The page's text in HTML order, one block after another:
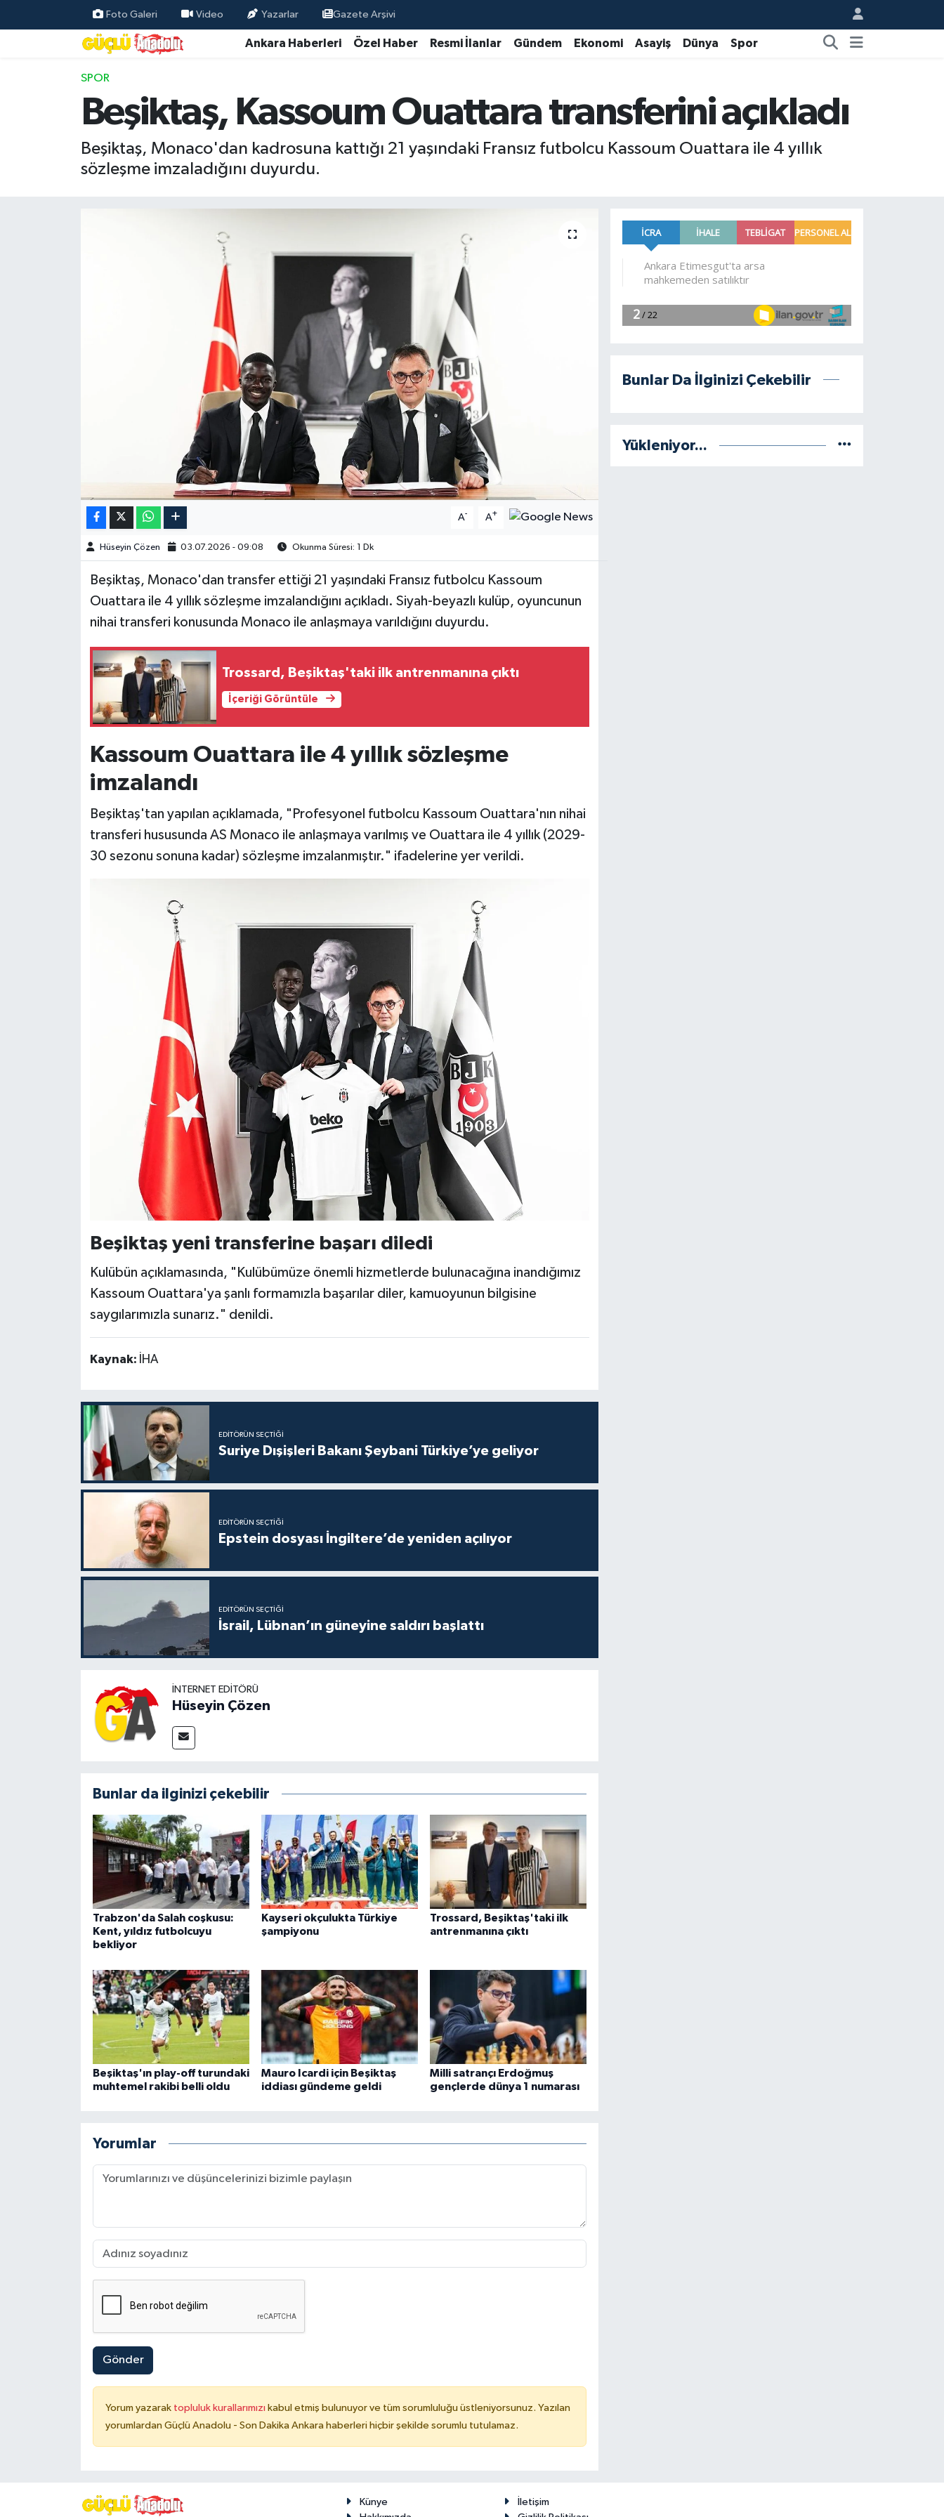
Foto Galeri Video Yazarlar Gazete Arşivi
Ankara Haberleri Özel Haber Resmi İlanlar Gündem Ekonomi Asayiş Dünya Spor
SPOR
Beşiktaş, Kassoum Ouattara transferini açıkladı
Beşiktaş, Monaco'dan kadrosuna kattığı 21 yaşındaki Fransız futbolcu Kassoum Ouattara ile 4 yıllık
sözleşme imzaladığını duyurdu.
A- A+
Hüseyin Çözen 03.07.2026 - 09:08 Okunma Süresi: 1 Dk
​​​​​​Beşiktaş, Monaco'dan transfer ettiği 21 yaşındaki Fransız futbolcu Kassoum
Ouattara ile 4 yıllık sözleşme imzalandığını açıkladı. Siyah-beyazlı kulüp, oyuncunun
nihai transferi konusunda Monaco ile anlaşmaya varıldığını duyurdu.
Trossard, Beşiktaş'taki ilk antrenmanına çıktı
İçeriği Görüntüle
Kassoum Ouattara ile 4 yıllık sözleşme
imzalandı
Beşiktaş'tan yapılan açıklamada, "Profesyonel futbolcu Kassoum Ouattara'nın nihai
transferi hususunda AS Monaco ile anlaşmaya varılmış ve Ouattara ile 4 yıllık (2029-
30 sezonu sonuna kadar) sözleşme imzalanmıştır." ifadelerine yer verildi.
Beşiktaş yeni transferine başarı diledi
Kulübün açıklamasında, "Kulübümüze önemli hizmetlerde bulunacağına inandığımız
Kassoum Ouattara'ya şanlı formamızla başarılar diler, kamuoyunun bilgisine
saygılarımızla sunarız." denildi.
Kaynak: İHA
EDITÖRÜN SEÇTIĞI
Suriye Dışişleri Bakanı Şeybani Türkiye’ye geliyor
EDITÖRÜN SEÇTIĞI
Epstein dosyası İngiltere’de yeniden açılıyor
EDITÖRÜN SEÇTIĞI
İsrail, Lübnan’ın güneyine saldırı başlattı
İNTERNET EDITÖRÜ
Hüseyin Çözen
Bunlar da ilginizi çekebilir
Trabzon'da Salah coşkusu:
Kent, yıldız futbolcuyu
bekliyor
Kayseri okçulukta Türkiye
şampiyonu
Trossard, Beşiktaş'taki ilk
antrenmanına çıktı
Beşiktaş'ın play-off turundaki
muhtemel rakibi belli oldu
Mauro Icardi için Beşiktaş
iddiası gündeme geldi
Milli satrançı Erdoğmuş
gençlerde dünya 1 numarası
Yorumlar
Gönder
Yorum yazarak topluluk kurallarımızı kabul etmiş bulunuyor ve tüm sorumluluğu üstleniyorsunuz. Yazılan
yorumlardan Güçlü Anadolu - Son Dakika Ankara haberleri hiçbir şekilde sorumlu tutulamaz.
Bunlar Da İlginizi Çekebilir
Yükleniyor...
Künye
İletişim
Özel Haber
Resmi İlanlar
Kim kimdir?
Kültür Sanat